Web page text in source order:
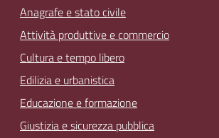
Anagrafe e stato civile
Attività produttive e commercio
Cultura e tempo libero
Edilizia e urbanistica
Educazione e formazione
Giustizia e sicurezza pubblica